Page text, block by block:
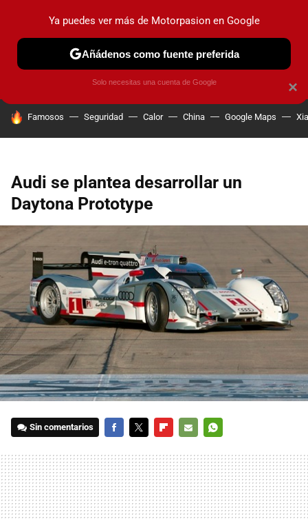
PRUEBAS COCHES ELÉCTRICOS OBSERVATORIO
HOY SE HABLA DE
Famosos Seguridad Calor China Google Maps
Audi se plantea desarrollar un
Daytona Prototype
Sin comentarios
MAIL
×
Ya puedes ver más de Motorpasion en Google
Añádenos como fuente preferida
Solo necesitas una cuenta de Google